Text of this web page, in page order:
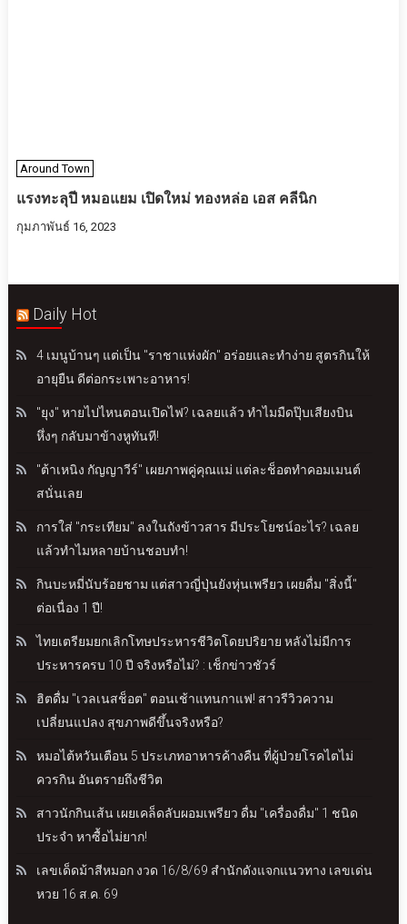
Around Town
แรงทะลุปี หมอแยม เปิดใหม่ ทองหล่อ เอส คลีนิก
กุมภาพันธ์ 16, 2023
Daily Hot
4 เมนูบ้านๆ แต่เป็น "ราชาแห่งผัก" อร่อยและทำง่าย สูตรกินให้
อายุยืน ดีต่อกระเพาะอาหาร!
"ยุง" หายไปไหนตอนเปิดไฟ? เฉลยแล้ว ทำไมมืดปุ๊บเสียงบิน
หึ่งๆ กลับมาข้างหูทันที!
"ต้าเหนิง กัญญาวีร์" เผยภาพคู่คุณแม่ แต่ละช็อตทำคอมเมนต์
สนั่นเลย
การใส่ "กระเทียม" ลงในถังข้าวสาร มีประโยชน์อะไร? เฉลย
แล้วทำไมหลายบ้านชอบทำ!
กินบะหมี่นับร้อยชาม แต่สาวญี่ปุ่นยังหุ่นเพรียว เผยดื่ม "สิ่งนี้"
ต่อเนื่อง 1 ปี!
ไทยเตรียมยกเลิกโทษประหารชีวิตโดยปริยาย หลังไม่มีการ
ประหารครบ 10 ปี จริงหรือไม่? : เช็กข่าวชัวร์
ฮิตดื่ม "เวลเนสช็อต" ตอนเช้าแทนกาแฟ! สาวรีวิวความ
เปลี่ยนแปลง สุขภาพดีขึ้นจริงหรือ?
หมอไต้หวันเตือน 5 ประเภทอาหารค้างคืน ที่ผู้ป่วยโรคไตไม่
ควรกิน อันตรายถึงชีวิต
สาวนักกินเส้น เผยเคล็ดลับผอมเพรียว ดื่ม "เครื่องดื่ม" 1 ชนิด
ประจำ หาซื้อไม่ยาก!
เลขเด็ดม้าสีหมอก งวด 16/8/69 สำนักดังแจกแนวทาง เลขเด่น
หวย 16 ส.ค. 69